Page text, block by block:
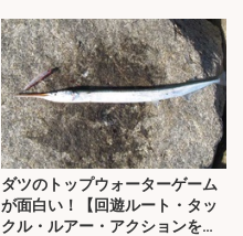
ダツのトップウォーターゲーム
が面白い！【回遊ルート・タッ
クル・ルアー・アクションを解